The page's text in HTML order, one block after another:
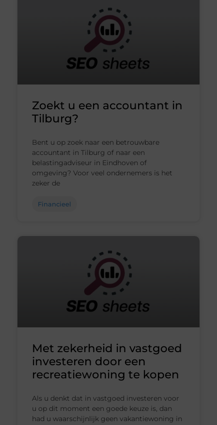
Zoekt u een accountant in
Tilburg?
Bent u op zoek naar een betrouwbare
accountant in Tilburg of naar een
belastingadviseur in Eindhoven of
omgeving? Voor veel ondernemers is het
zeker de
Financieel
Met zekerheid in vastgoed
investeren door een
recreatiewoning te kopen
Als u denkt dat in vastgoed investeren voor
u op dit moment een goede keuze is, dan
had u waarschijnlijk geen vakantiewoning in